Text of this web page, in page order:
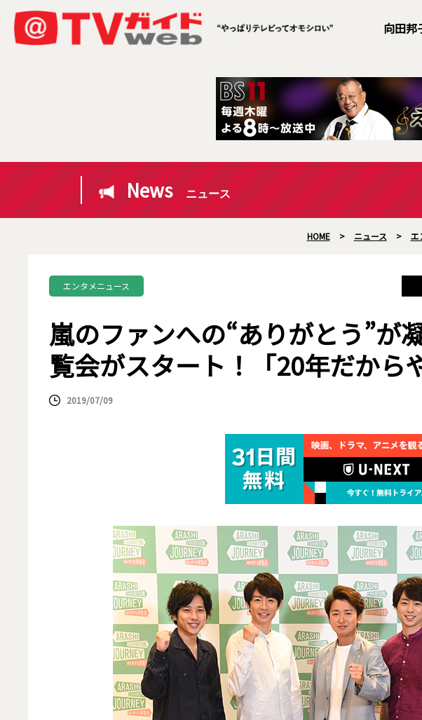
向田邦
News ニュース
HOME > ニュース > エ
エンタメニュース
嵐のファンへの“ありがとう”が
覧会がスタート！「20年だから
2019/07/09